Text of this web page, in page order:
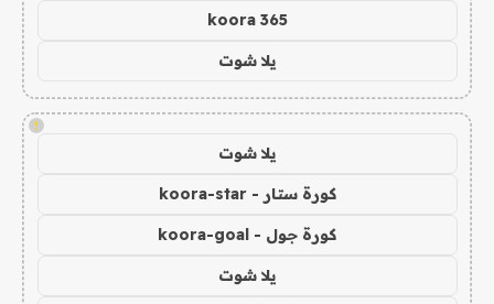
koora 365
يلا شوت
!
يلا شوت
كورة ستار - koora-star
كورة جول - koora-goal
يلا شوت